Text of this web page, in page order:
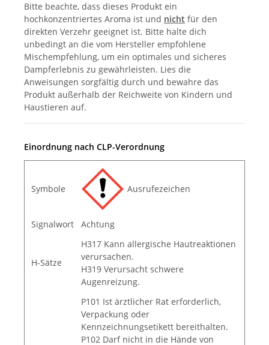
Bitte beachte, dass dieses Produkt ein
hochkonzentriertes Aroma ist und nicht für den
direkten Verzehr geeignet ist. Bitte halte dich
unbedingt an die vom Hersteller empfohlene
Mischempfehlung, um ein optimales und sicheres
Dampferlebnis zu gewährleisten. Lies die
Anweisungen sorgfältig durch und bewahre das
Produkt außerhalb der Reichweite von Kindern und
Haustieren auf.
Einordnung nach CLP-Verordnung
Symbole Ausrufezeichen
Signalwort Achtung
H-Sätze
H317 Kann allergische Hautreaktionen
verursachen.
H319 Verursacht schwere
Augenreizung.
P101 Ist ärztlicher Rat erforderlich,
Verpackung oder
Kennzeichnungsetikett bereithalten.
P102 Darf nicht in die Hände von